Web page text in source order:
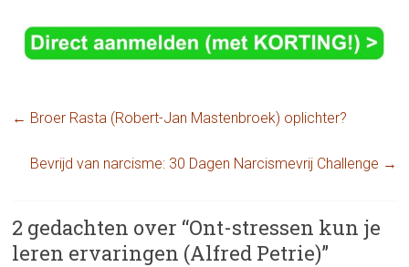
← Broer Rasta (Robert-Jan Mastenbroek) oplichter?
Bevrijd van narcisme: 30 Dagen Narcismevrij Challenge →
2 gedachten over “Ont-stressen kun je
leren ervaringen (Alfred Petrie)”